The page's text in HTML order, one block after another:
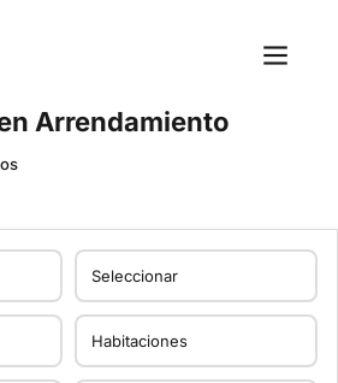
Arrendamiento